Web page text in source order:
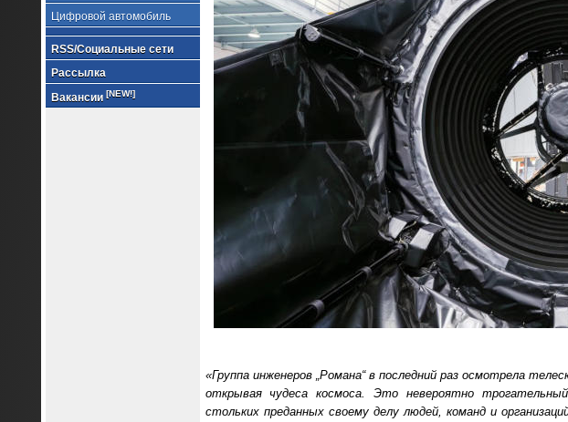
Цифровой автомобиль
RSS/Социальные сети
Рассылка
Вакансии [NEW!]
«Группа инженеров „Романа“ в последний раз осмотрела
открывая чудеса космоса. Это невероятно
стольких преданных своему делу людей, команд и